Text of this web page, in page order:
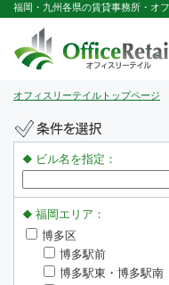
福岡・九州各県の賃貸事務所・オ
オフィスリーテイルトップページ
ビル名を指定：
福岡エリア：
博多区
博多駅前
博多駅東・博多駅南